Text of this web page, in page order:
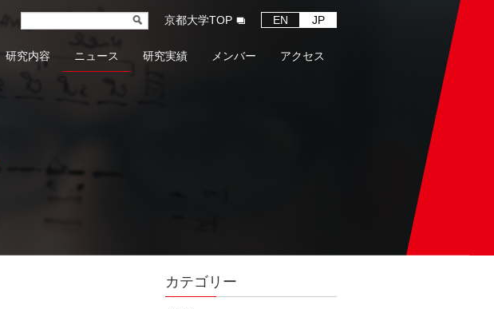
京都大学TOP EN JP
研究内容 ニュース 研究実績 メンバー アクセス
カテゴリー